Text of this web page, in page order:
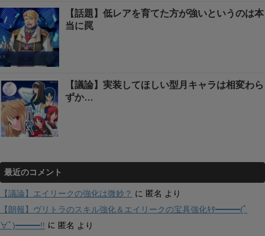
【話題】低レアを育てた方が強いというのは本
当に罠
【議論】実装してほしい型月キャラは相変わら
ずか…
最近のコメント
【議論】エイリークの強化は微妙？ に 匿名 より
【朗報】ヴリトラのスキル強化＆エイリークの宝具強化ｷﾀ━━━(ﾟ
∀ﾟ)━━━!! に 匿名 より